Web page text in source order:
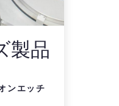
製品
ンエッチ